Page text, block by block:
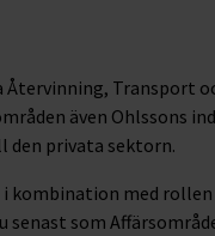
Återvinning, Transport
även Ohlssons
privata sektorn.
kombination med rollen
senast som